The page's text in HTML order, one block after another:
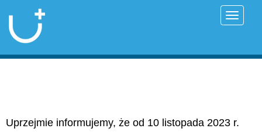
Uprzejmie informujemy, że od 10 listopada 2023 r.